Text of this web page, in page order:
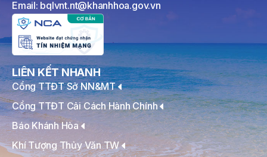
Email: bqlvnt.nt@khanhhoa.gov.vn
LIÊN KẾT NHANH
Cổng TTĐT Sở NN&MT
Cổng TTĐT Cải Cách Hành Chính
Báo Khánh Hòa
Khí Tượng Thủy Văn TW